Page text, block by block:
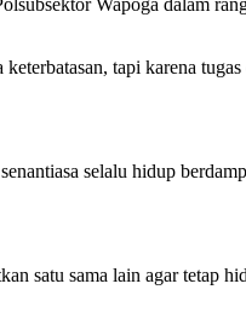
Wapoga dalam
tapi karena
selalu hidup
satu sama lain agar tetap